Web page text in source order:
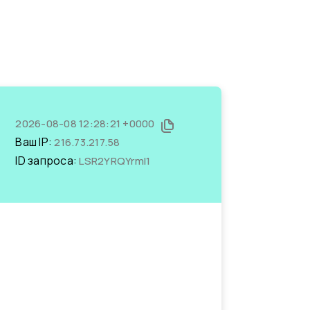
2026-08-08 12:28:21 +0000
Ваш IP:216.73.217.58
ID запроса:LSR2YRQYrmI1